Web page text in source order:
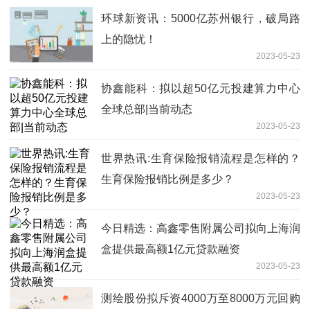
环球新资讯：5000亿苏州银行，破局路
上的隐忧！
2023-05-23
协鑫能科：拟以超50亿元投建算力中心
全球总部|当前动态
2023-05-23
世界热讯:生育保险报销流程是怎样的？
生育保险报销比例是多少？
2023-05-23
今日精选：高鑫零售附属公司拟向上海润
盒提供最高额1亿元贷款融资
2023-05-23
测绘股份拟斥资4000万至8000万元回购